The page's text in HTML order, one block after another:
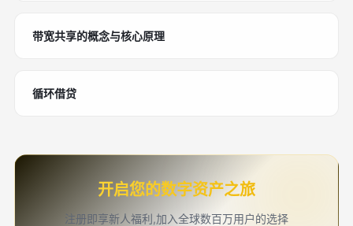
带宽共享的概念与核心原理
循环借贷
开启您的数字资产之旅
注册即享新人福利,加入全球数百万用户的选择